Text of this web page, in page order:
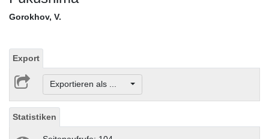
Gorokhov, V.
Export
Exportieren als ...
Statistiken